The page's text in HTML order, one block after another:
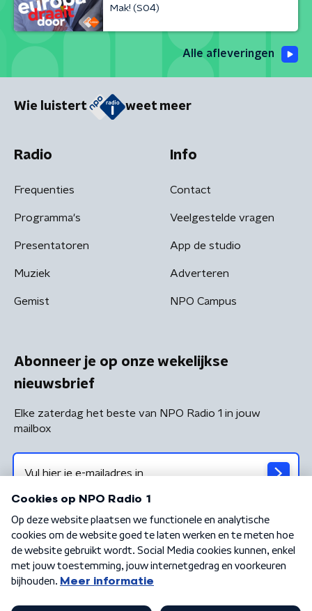
Mak! (S04)
Alle afleveringen
Wie luistert weet meer
Radio
Frequenties
Programma's
Presentatoren
Muziek
Gemist
Info
Contact
Veelgestelde vragen
App de studio
Adverteren
NPO Campus
Abonneer je op onze wekelijkse
nieuwsbrief
Elke zaterdag het beste van NPO Radio 1 in jouw
mailbox
Algemene voorwaarden